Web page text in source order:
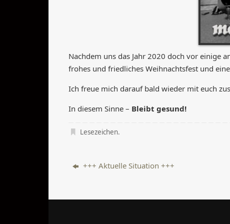
Nachdem uns das Jahr 2020 doch vor einige
frohes und friedliches Weihnachtsfest und
Ich freue mich darauf bald wieder mit euch
In diesem Sinne – Bleibt gesund!
Lesezeichen.
+++ Aktuelle Situation +++